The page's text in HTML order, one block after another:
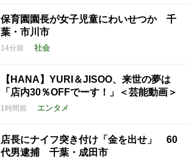
保育園園長が女子児童にわいせつか 千
葉・市川市
14分前 社会
【HANA】YURI＆JISOO、来世の夢は
「店内30％OFFでーす！」＜芸能動画＞
1時間前 エンタメ
店長にナイフ突き付け「金を出せ」 60
代男逮捕 千葉・成田市